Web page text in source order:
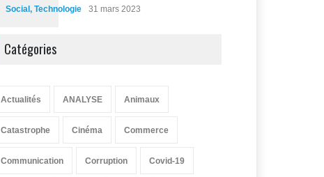
Social , Technologie 31 mars 2023
Catégories
Actualités ANALYSE Animaux
Catastrophe Cinéma Commerce
Communication Corruption Covid-19